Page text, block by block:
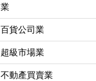
業
百貨公司業
超級市場業
不動產買賣業